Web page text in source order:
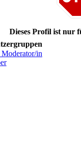
Dieses Profil ist nur
in